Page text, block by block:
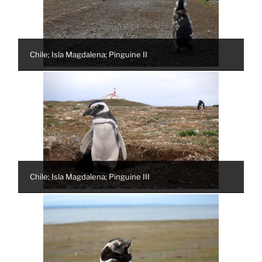
Chile; Isla Magdalena; Pinguine II
Chile; Isla Magdalena; Pinguine III